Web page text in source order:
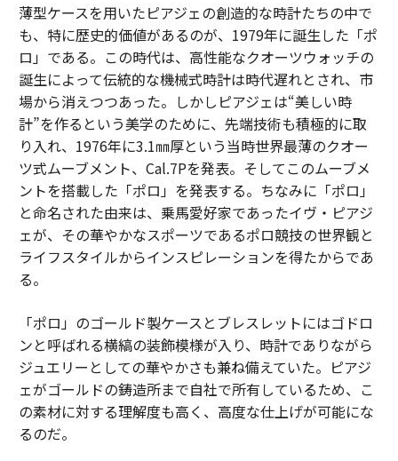
薄型ケースを用いたピアジェの創造的な時計たちの中で
も、特に歴史的価値があるのが、1979年に誕生した「ポ
ロ」である。この時代は、高性能なクオーツウォッチの
誕生によって伝統的な機械式時計は時代遅れとされ、市
場から消えつつあった。しかしピアジェは“美しい時
計”を作るという美学のために、先端技術も積極的に取
り入れ、1976年に3.1㎜厚という当時世界最薄のクオー
ツ式ムーブメント、Cal.7Pを発表。そしてこのムーブメ
ントを搭載した「ポロ」を発表する。ちなみに「ポロ」
と命名された由来は、乗馬愛好家であったイヴ・ピアジ
ェが、その華やかなスポーツであるポロ競技の世界観と
ライフスタイルからインスピレーションを得たからであ
る。
「ポロ」のゴールド製ケースとブレスレットにはゴドロ
ンと呼ばれる横縞の装飾模様が入り、時計でありながら
ジュエリーとしての華やかさも兼ね備えていた。ピアジ
ェがゴールドの鋳造所まで自社で所有しているため、こ
の素材に対する理解度も高く、高度な仕上げが可能にな
るのだ。